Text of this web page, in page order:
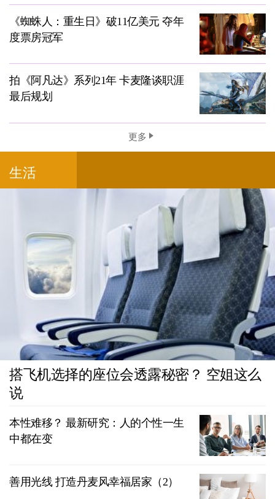
《蜘蛛人：重生日》破11亿美元 夺年
度票房冠军
拍《阿凡达》系列21年 卡麦隆谈职涯
最后规划
更多
生活
搭飞机选择的座位会透露秘密？ 空姐这么
说
本性难移？ 最新研究：人的个性一生
中都在变
善用光线 打造丹麦风幸福居家（2）